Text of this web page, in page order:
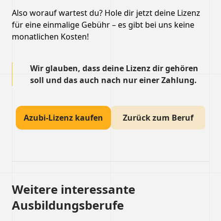
Also worauf wartest du? Hole dir jetzt deine Lizenz
für eine einmalige Gebühr – es gibt bei uns keine
monatlichen Kosten!
Wir glauben, dass deine Lizenz dir gehören
soll und das auch nach nur einer Zahlung.
Azubi-Lizenz kaufen Zurück zum Beruf
Weitere interessante
Ausbildungsberufe